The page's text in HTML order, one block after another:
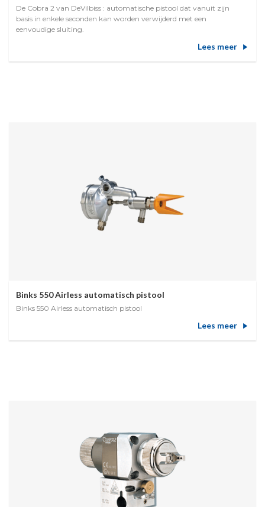
De Cobra 2 van DeVilbiss : automatische pistool dat vanuit zijn
basis in enkele seconden kan worden verwijderd met een
eenvoudige sluiting.
Lees meer
Binks 550 Airless automatisch pistool
Binks 550 Airless automatisch pistool
Lees meer